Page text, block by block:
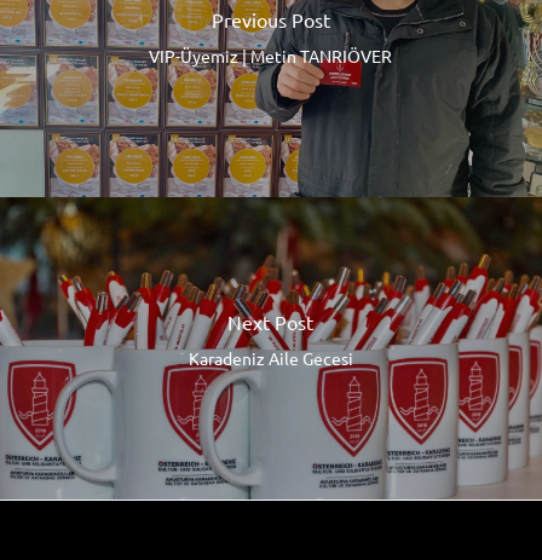
Previous Post
VIP-Üyemiz | Metin TANRIÖVER
Next Post
Karadeniz Aile Gecesi